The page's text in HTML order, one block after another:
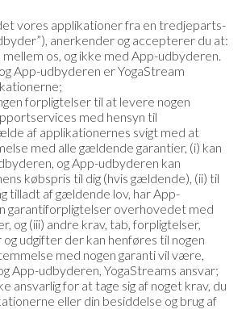
vores applikationer fra en tredjeparts-
anerkender og accepterer du at:
os, og ikke med App-udbyderen.
App-udbyderen er YogaStream
forpligtelser til at levere nogen
med hensyn til
af applikationernes svigt med at
med alle gældende garantier, (i) kan
og App-udbyderen kan
købspris til dig (hvis gældende), (ii) til
tilladt af gældende lov, har App-
garantiforpligtelser overhovedet med
og (iii) andre krav, tab, forpligtelser,
udgifter der kan henføres til nogen
med nogen garanti vil være,
App-udbyderen, YogaStreams ansvar;
ansvarlig for at tage sig af noget krav, du
eller din besiddelse og brug af